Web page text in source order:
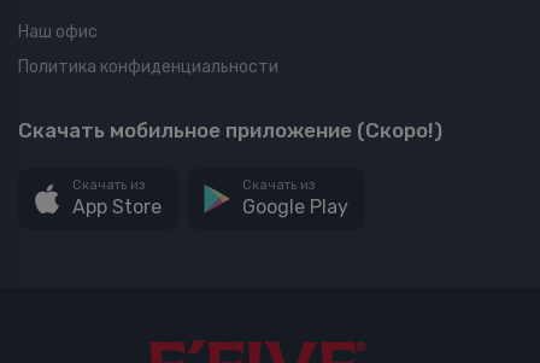
Наш офис
Политика конфиденциальности
Скачать мобильное приложение (Скоро!)
Скачать из
App Store
Скачать из
Google Play